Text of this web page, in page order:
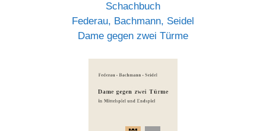
Schachbuch
Federau, Bachmann, Seidel
Dame gegen zwei Türme